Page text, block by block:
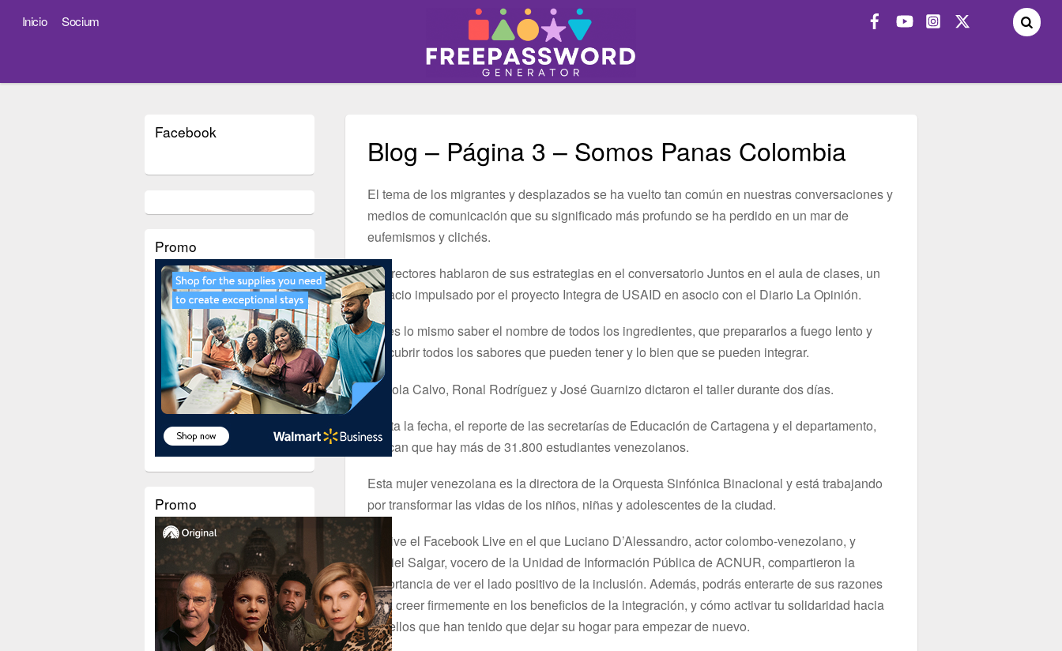
Inicio Socium
Blog – Página 3 – Somos Panas Colombia
El tema de los migrantes y desplazados se ha vuelto tan común en nuestras conversaciones y
medios de comunicación que su significado más profundo se ha perdido en un mar de
eufemismos y clichés.
Los rectores hablaron de sus estrategias en el conversatorio Juntos en el aula de clases, un
espacio impulsado por el proyecto Integra de USAID en asocio con el Diario La Opinión.
No es lo mismo saber el nombre de todos los ingredientes, que prepararlos a fuego lento y
descubrir todos los sabores que pueden tener y lo bien que se pueden integrar.
Fabiola Calvo, Ronal Rodríguez y José Guarnizo dictaron el taller durante dos días.
Hasta la fecha, el reporte de las secretarías de Educación de Cartagena y el departamento,
indican que hay más de 31.800 estudiantes venezolanos.
Esta mujer venezolana es la directora de la Orquesta Sinfónica Binacional y está trabajando
por transformar las vidas de los niños, niñas y adolescentes de la ciudad.
Revive el Facebook Live en el que Luciano D’Alessandro, actor colombo-venezolano, y
Daniel Salgar, vocero de la Unidad de Información Pública de ACNUR, compartieron la
importancia de ver el lado positivo de la inclusión. Además, podrás enterarte de sus razones
para creer firmemente en los beneficios de la integración, y cómo activar tu solidaridad hacia
aquellos que han tenido que dejar su hogar para empezar de nuevo.
Facebook
Promo
Promo